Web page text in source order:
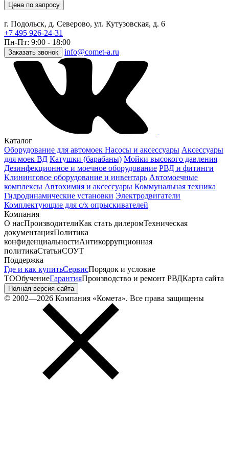
Цена по запросу
г. Подольск, д. Северово, ул. Кутузовская, д. 6
+7 495 926-24-31
Пн-Пт: 9:00 - 18:00
Заказать звонок info@comet-a.ru
Каталог
Оборудование для автомоек Насосы и аксессуары Аксессуары
для моек ВД Катушки (барабаны) Мойки высокого давления
Дезинфекционное и моечное оборудование РВД и фитинги
Клининговое оборудование и инвентарь Автомоечные
комплексы Автохимия и аксессуары Коммунальная техника
Гидродинамические установки Электродвигатели
Комплектующие для с/х опрыскивателей
Компания
О насПроизводителиКак стать дилеромТехническая
документацияПолитика
конфиденциальностиАнтикоррупционная
политикаСтатьиСОУТ
Поддержка
Где и как купитьСервисПорядок и условие
ТООбучениеГарантияПроизводство и ремонт РВДКарта сайта
Полная версия сайта
© 2002—2026 Компания «Комета». Все права защищены